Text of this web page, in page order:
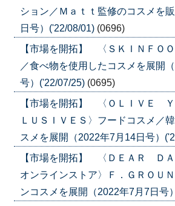
ション／Ｍａｔｔ監修のコスメを
日号）('22/08/01) (0696)
【市場を開拓】 〈ＳＫＩＮＦＯ
／食べ物を使用したコスメを展開
号）('22/07/25) (0695)
【市場を開拓】 〈ＯＬＩＶＥ
ＬＵＳＩＶＥＳ〉フードコスメ／
スメを展開（2022年7月14日号）
【市場を開拓】 〈ＤＥＡＲ Ｄ
オンラインストア〉Ｆ．ＧＲＯＵ
ンコスメを展開（2022年7月7日号